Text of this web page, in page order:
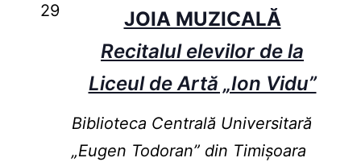
29
JOIA MUZICALĂ
Recitalul elevilor de la
Liceul de Artă „Ion Vidu”
Biblioteca Centrală Universitară
„Eugen Todoran” din Timişoara